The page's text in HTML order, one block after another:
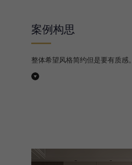
案例构思
整体希望风格简约但是要有质感。